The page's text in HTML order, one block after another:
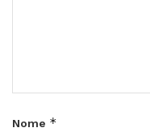
Nome *